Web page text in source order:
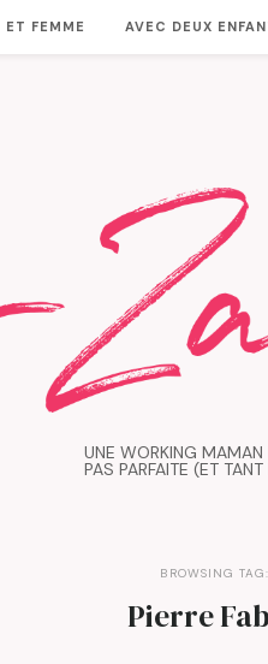
ET FEMME AVEC DEUX
UNE WORKING MAMAN
PAS PARFAITE (ET
BROWSING TAG:
Pierre